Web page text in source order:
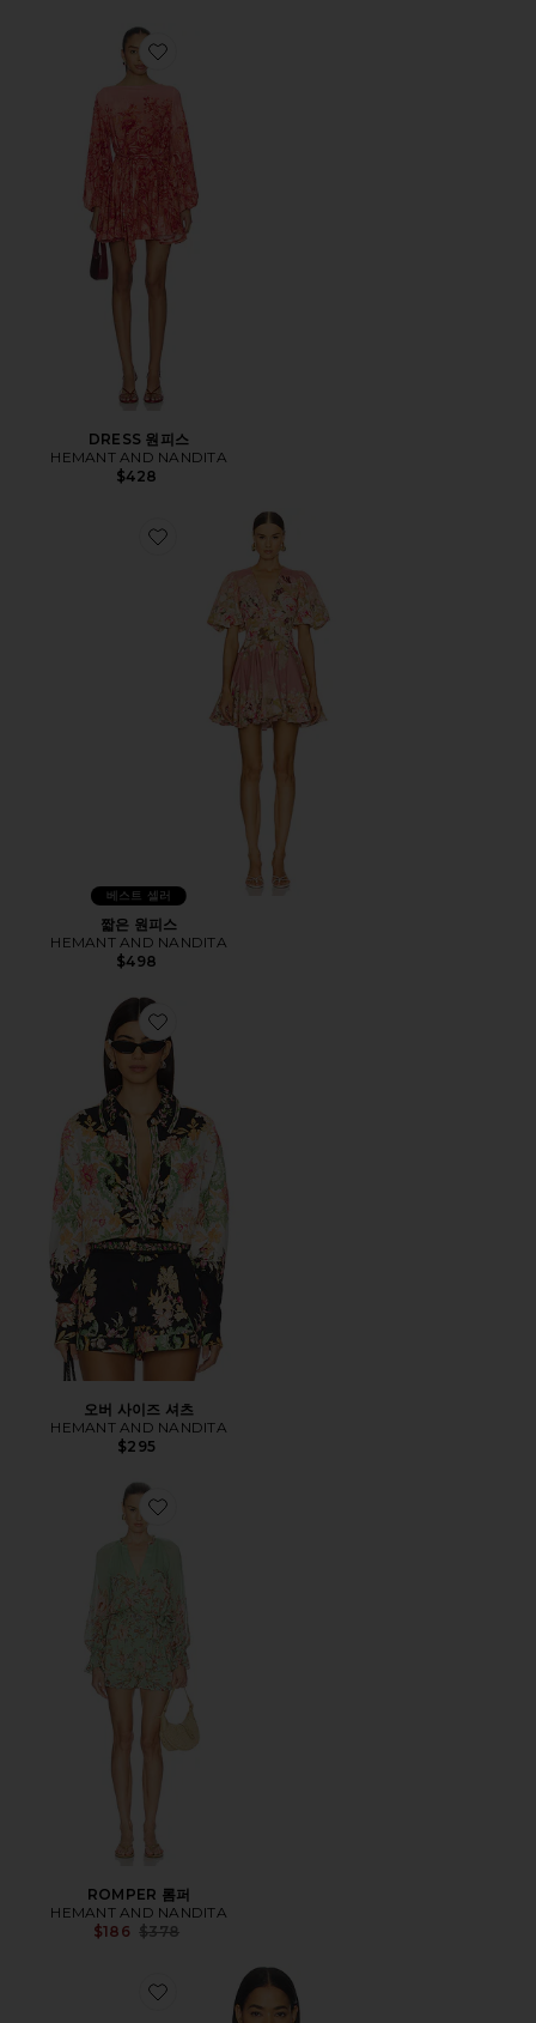
Favorite DRESS 원피스
DRESS 원피스
HEMANT AND NANDITA
$428
Favorite 짧은 원피스
베스트 셀러
짧은 원피스
HEMANT AND NANDITA
$498
Favorite 오버 사이즈 셔츠
오버 사이즈 셔츠
HEMANT AND NANDITA
$295
Favorite ROMPER 롬퍼
ROMPER 롬퍼
HEMANT AND NANDITA
$186 Previous price:
$378
Favorite 탑